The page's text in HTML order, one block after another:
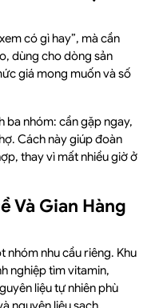
có gì hay”, mà cần
dùng cho dòng sản
giá mong muốn và số
ba nhóm: cần gặp ngay,
Cách này giúp đoàn
thay vì mất nhiều giờ ở
Và Gian Hàng
nhóm nhu cầu riêng. Khu
nghiệp tìm vitamin,
liệu tự nhiên phù